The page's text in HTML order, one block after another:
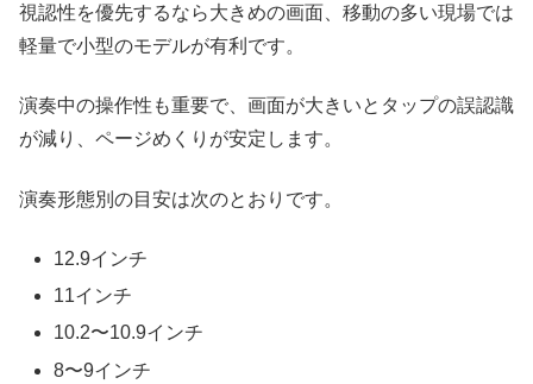
視認性を優先するなら大きめの画面、移動の多い現場では
軽量で小型のモデルが有利です。
演奏中の操作性も重要で、画面が大きいとタップの誤認識
が減り、ページめくりが安定します。
演奏形態別の目安は次のとおりです。
12.9インチ
11インチ
10.2〜10.9インチ
8〜9インチ